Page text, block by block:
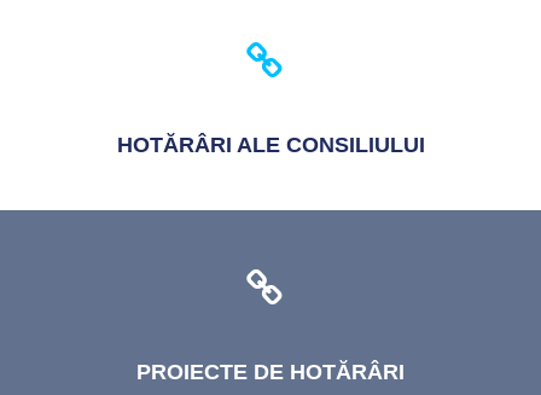
HOTĂRÂRI ALE CONSILIULUI
PROIECTE DE HOTĂRÂRI